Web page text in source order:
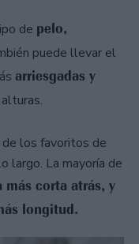
de pelo,
puede llevar el
arriesgadas y
de los favoritos de
largo. La mayoría de
más corta atrás, y
longitud.